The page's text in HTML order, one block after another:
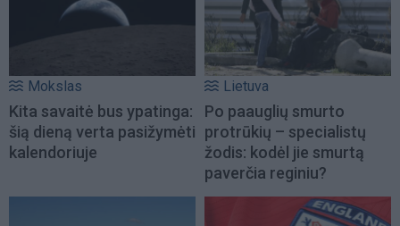
Mokslas
Kita savaitė bus ypatinga:
šią dieną verta pasižymėti
kalendoriuje
Lietuva
Po paauglių smurto
protrūkių – specialistų
žodis: kodėl jie smurtą
paverčia reginiu?